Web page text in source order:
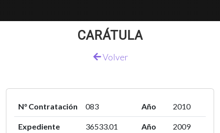
CARÁTULA
Volver
N° Contratación 083 Año 2010
Expediente
36533.01 Año 2009